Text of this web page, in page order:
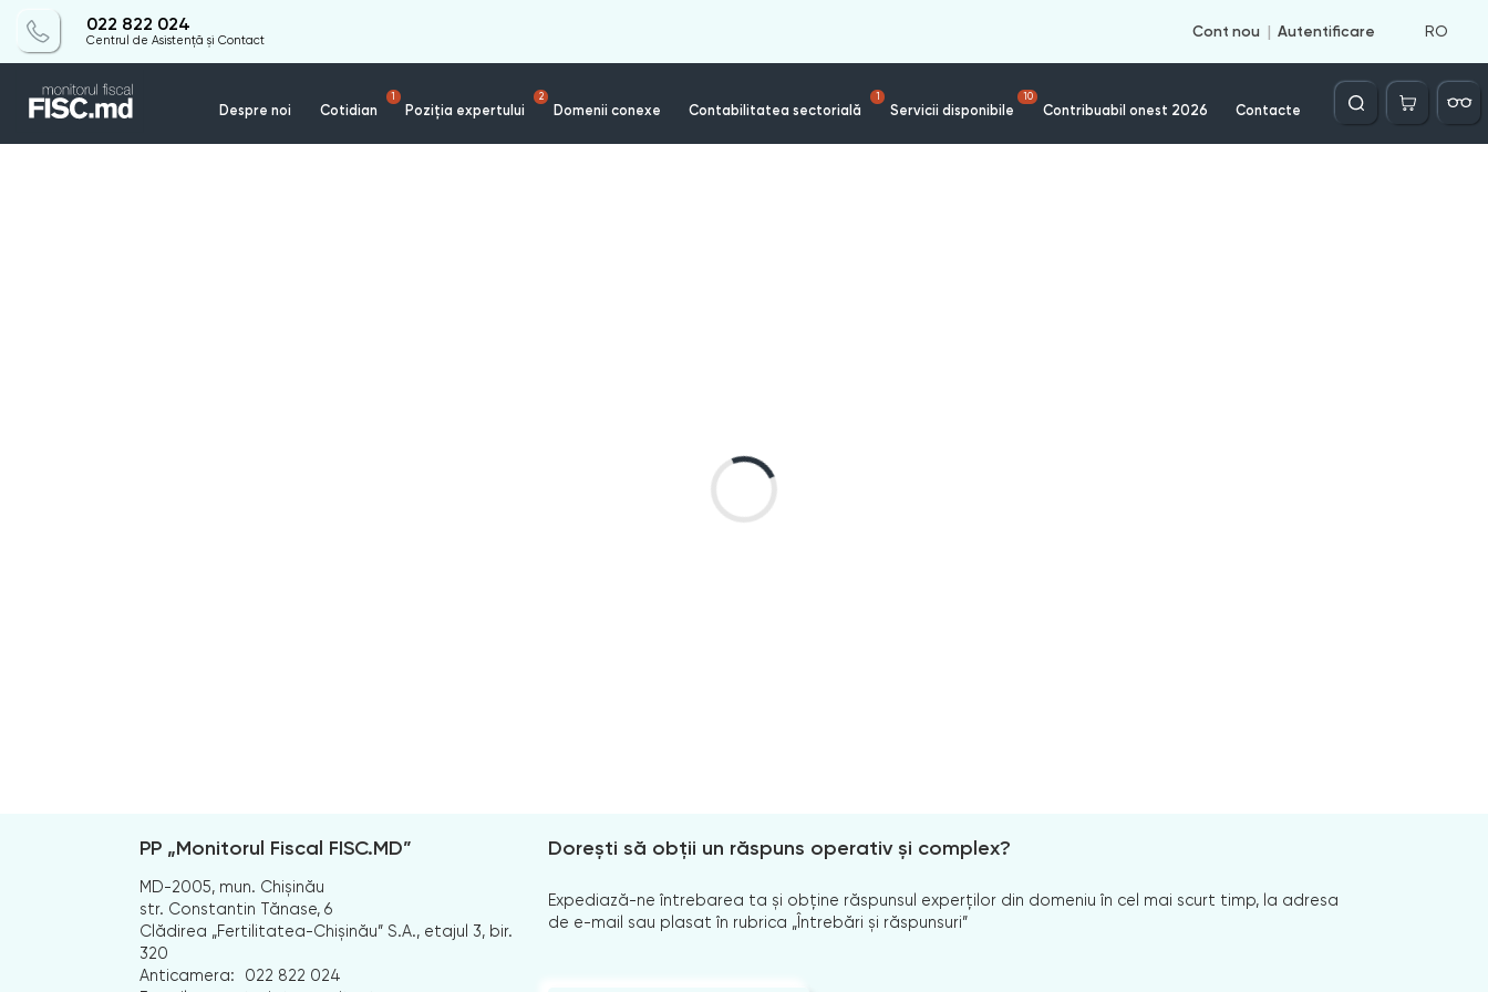
022 822 024
Centrul de Asistență și Contact
Cont nou Autentificare RO
Despre noi Cotidian
1
Poziția expertului
2
Domenii conexe Contabilitatea sectorială
1
Servicii disponibile
10
Contribuabil onest 2026 Contacte
Căutare
PP „Monitorul Fiscal FISC.MD”
MD-2005, mun. Chișinău
str. Constantin Tănase, 6
Clădirea „Fertilitatea-Chișinău” S.A., etajul 3, bir.
320
Anticamera:
022 822 024
Dorești să obții un răspuns operativ și complex?
Expediază-ne întrebarea ta și obține răspunsul experților din domeniu în cel mai scurt timp, la adresa
de e-mail sau plasat în rubrica „Întrebări și răspunsuri”